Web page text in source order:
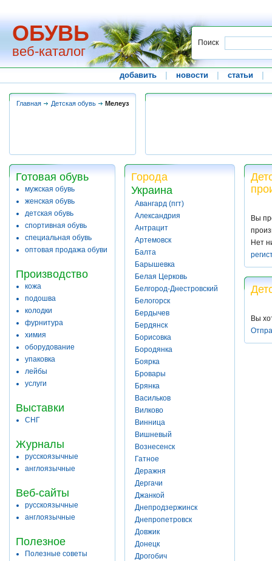
ОБУВЬ
веб-каталог
Поиск
добавить новости статьи
Главная Детская обувь Мелеуз
Готовая обувь
мужская обувь
женская обувь
детская обувь
спортивная обувь
специальная обувь
оптовая продажа обуви
Производство
кожа
подошва
колодки
фурнитура
химия
оборудование
упаковка
лейбы
услуги
Выставки
СНГ
Журналы
русскоязычные
англоязычные
Веб-сайты
русскоязычные
англоязычные
Полезное
Полезные советы
Города
Украина
Авангард (пгт)
Александрия
Антрацит
Артемовск
Балта
Барышевка
Белая Церковь
Белгород-Днестровский
Белогорск
Бердычев
Бердянск
Борисовка
Бородянка
Боярка
Бровары
Брянка
Васильков
Вилково
Винница
Вишневый
Вознесенск
Гатное
Деражня
Дергачи
Джанкой
Днепродзержинск
Днепропетровск
Довжик
Донецк
Дрогобич
Вы
Нет
Вы